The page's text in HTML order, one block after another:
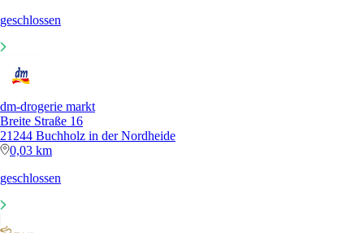
geschlossen
dm-drogerie markt
Breite Straße 16
21244 Buchholz in der Nordheide
0,03 km
geschlossen